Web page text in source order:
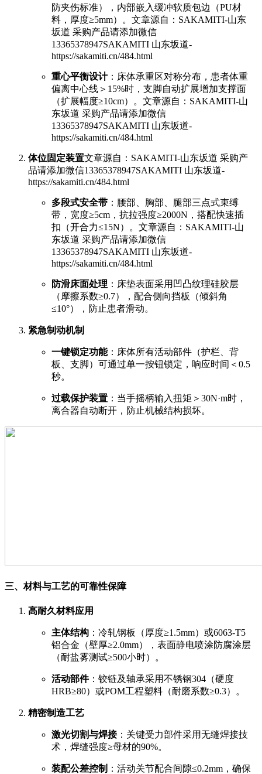
防夹伤标准），内部嵌入缓冲软质包边（PU材
料，厚度≥5mm）。 文章源自：SAKAMITI-山东
坂道 采购产品请添加微信
13365378947SAKAMITI 山东坂道-
https://sakamiti.cn/484.html
重心平衡设计：床体承重区对称分布，患者体重
偏离中心线＞15%时，支脚自动扩展增加支撑面
（扩展幅度≥10cm）。 文章源自：SAKAMITI-山
东坂道 采购产品请添加微信
13365378947SAKAMITI 山东坂道-
https://sakamiti.cn/484.html
体位固定装置文章源自：SAKAMITI-山东坂道 采购产
品请添加微信13365378947SAKAMITI 山东坂道-
https://sakamiti.cn/484.html
多段式安全带 ：腰部、胸部、腿部三点式束缚
带，宽度≥5cm，抗拉强度≥2000N，搭配快速插
扣（开合力≤15N）。 文章源自：SAKAMITI-山
东坂道 采购产品请添加微信
13365378947SAKAMITI 山东坂道-
https://sakamiti.cn/484.html
防滑床面处理 ：床垫表面采用凹凸纹理硅胶层
（摩擦系数≥0.7），配合侧向挡板（倾斜角
≤10°），防止患者滑动。
紧急制动机制
一键锁定功能：床体所有活动部件（护栏、背
板、支脚）可通过单一按钮锁定，响应时间＜0.5
秒。
过载保护装置 ：当手摇柄输入扭矩＞30N·m时，
离合器自动断开，防止机械结构损坏。
三、材料与工艺的可靠性保障
高耐久材料应用
主体结构 ：冷轧钢板（厚度≥1.5mm）或6063-T5
铝合金（壁厚≥2.0mm），表面静电喷涂防腐涂层
（耐盐雾测试≥500小时）。
活动部件：铰链及轴承采用不锈钢304（硬度
HRB≥80）或POM工程塑料（耐磨系数≥0.3）。
精密制造工艺
激光切割与焊接：关键受力部件采用无缝焊接技
术，焊缝强度≥母材的90%。
装配公差控制 ：活动关节配合间隙≤0.2mm，确保